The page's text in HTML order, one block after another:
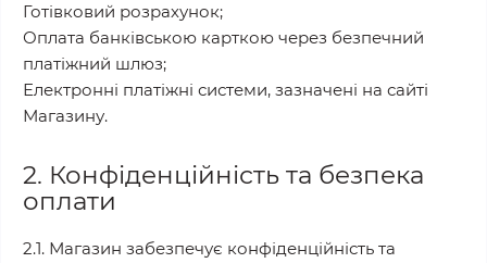
Готівковий розрахунок;
Оплата банківською карткою через безпечний
платіжний шлюз;
Електронні платіжні системи, зазначені на сайті
Магазину.
2. Конфіденційність та безпека
оплати
2.1. Магазин забезпечує конфіденційність та